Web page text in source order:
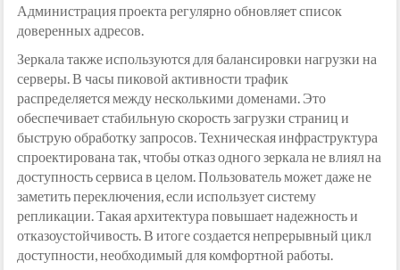
Администрация проекта регулярно обновляет список
доверенных адресов.
Зеркала также используются для балансировки нагрузки на
серверы. В часы пиковой активности трафик
распределяется между несколькими доменами. Это
обеспечивает стабильную скорость загрузки страниц и
быструю обработку запросов. Техническая инфраструктура
спроектирована так, чтобы отказ одного зеркала не влиял на
доступность сервиса в целом. Пользователь может даже не
заметить переключения, если использует систему
репликации. Такая архитектура повышает надежность и
отказоустойчивость. В итоге создается непрерывный цикл
доступности, необходимый для комфортной работы.